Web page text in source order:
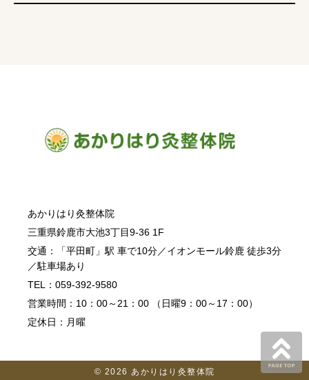
あかりはり灸整体院
三重県鈴鹿市大池3丁目9-36 1F
交通：「平田町」駅 車で10分／イオンモール鈴鹿 徒歩3分
／駐車場あり
TEL：059-392-9580
営業時間：10：00～21：00 （日曜9：00～17：00）
定休日：月曜
© 2026 あかりはり灸整体院